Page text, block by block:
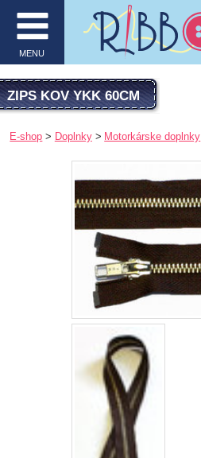
VYHĽADÁVANIE
MENU
O firme
Obchodné podmienky
Ochrana osobných údajov
KATEGÓRIE PRODUKTOV
TIPY NA DARČEKY
MENU
ZIPS KOV YKK 60CM
E-shop Doplnky Motorkárske doplnky